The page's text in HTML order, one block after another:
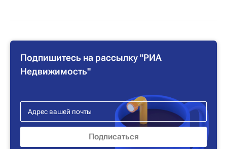
Подпишитесь на рассылку "РИА
Недвижимость"